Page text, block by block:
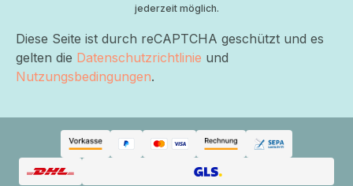
jederzeit möglich.
Diese Seite ist durch reCAPTCHA geschützt und es
gelten die Datenschutzrichtlinie und
Nutzungsbedingungen.